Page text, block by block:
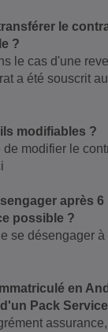
le
?
le cas d'une
a été souscrit
modifiables ?
de modifier le
après 6
possible ?
se désengager à
en
Pack